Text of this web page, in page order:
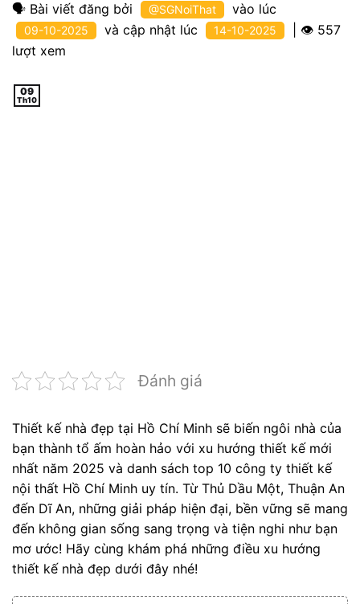
🗣 Bài viết đăng bởi @SGNoiThat vào lúc
09-10-2025 và cập nhật lúc 14-10-2025 | 👁 557
lượt xem
09
Th10
Đánh giá
Thiết kế nhà đẹp tại Hồ Chí Minh sẽ biến ngôi nhà của
bạn thành tổ ấm hoàn hảo với xu hướng thiết kế mới
nhất năm 2025 và danh sách top 10 công ty thiết kế
nội thất Hồ Chí Minh uy tín. Từ Thủ Dầu Một, Thuận An
đến Dĩ An, những giải pháp hiện đại, bền vững sẽ mang
đến không gian sống sang trọng và tiện nghi như bạn
mơ ước! Hãy cùng khám phá những điều xu hướng
thiết kế nhà đẹp dưới đây nhé!